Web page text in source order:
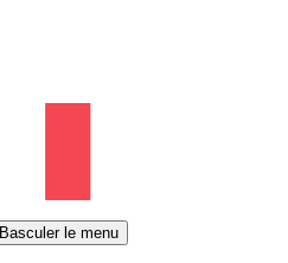
Basculer le menu